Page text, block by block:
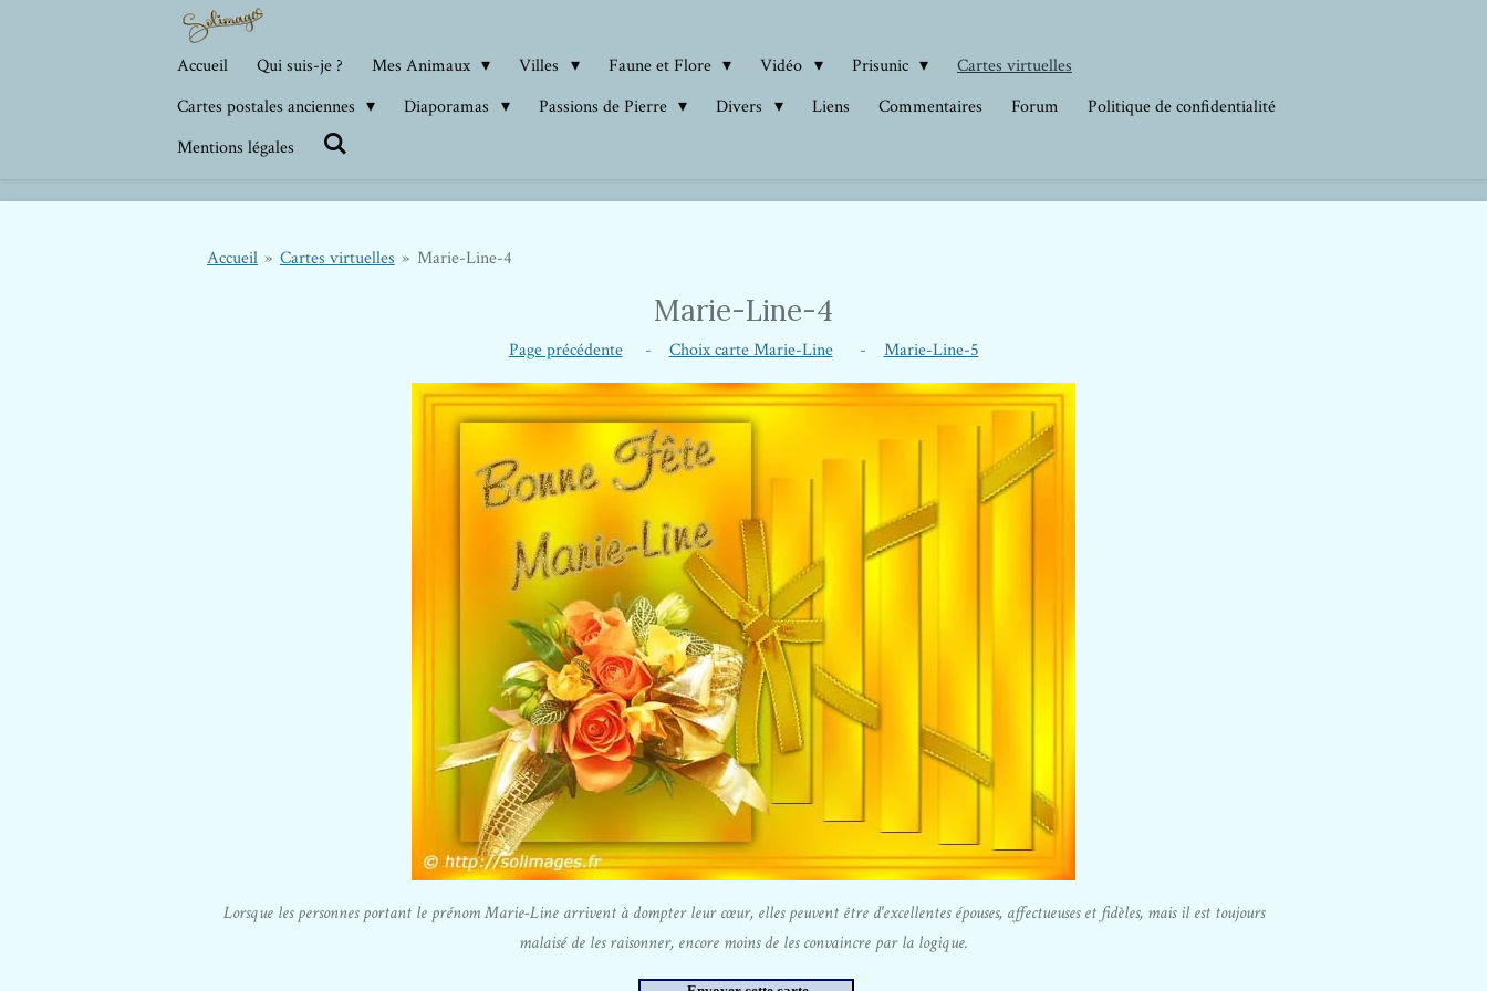
Accueil Qui suis-je ? Mes Animaux Villes Faune et Flore Vidéo Prisunic
Cartes virtuelles
Cartes postales anciennes
Diaporamas Passions de Pierre Divers Liens Commentaires Forum
Politique de confidentialité
Mentions légales
Accueil » Cartes virtuelles » Marie-Line-4
Marie-Line-4
Page précédente- Choix carte Marie-Line- Marie-Line-5
Lorsque les personnes portant le prénom Marie-Line arrivent à dompter leur cœur, elles peuvent être d'excellentes épouses, affectueuses et fidèles, mais il est toujours
malaisé de les raisonner, encore moins de les convaincre par la logique.